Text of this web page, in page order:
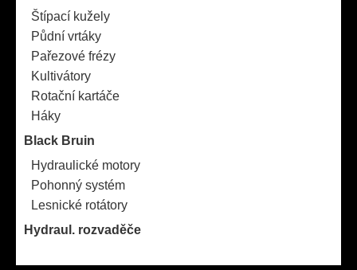
Štípací kužely
Půdní vrtáky
Pařezové frézy
Kultivátory
Rotační kartáče
Háky
Black Bruin
Hydraulické motory
Pohonný systém
Lesnické rotátory
Hydraul. rozvaděče